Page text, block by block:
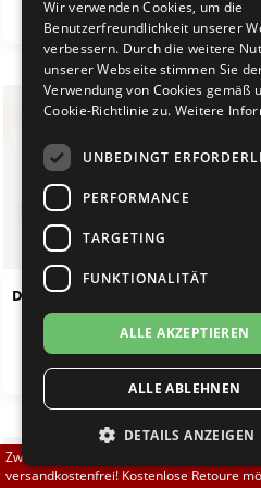
Brautschuhe
Sneaker
Übergrößen 43-44
Flexerinas
Merlet
Nueva Epoca
RayRose
Rummos
Rumpf
TopTanz
]
3,7 cm normal
139,50 EUR
[inkl. 19% MwSt zzgl.Versand]
Zwischen 70,00 EUR und 800,00 EUR
versandkostenfrei! Kostenlose Retoure
Wir verwenden Cookies, um die
Benutzerfreundlichkeit unserer
verbessern. Durch die weitere
unserer Webseite stimmen Sie
Verwendung von Cookies gemäß
Cookie-Richtlinie zu. Weitere
UNBEDINGT
PERFORMANCE
TARGETING
FUNKTIONALITÄT
ALLE AKZEPTIEREN
ALLE ABLEHNEN
DETAILS ANZEIGEN